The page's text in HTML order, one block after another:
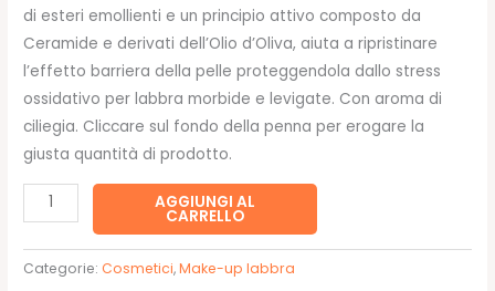
era:
16,50€.
è:
13,90€.
di esteri emollienti e un principio attivo composto da
Ceramide e derivati dell’Olio d’Oliva, aiuta a ripristinare
l’effetto barriera della pelle proteggendola dallo stress
ossidativo per labbra morbide e levigate. Con aroma di
ciliegia. Cliccare sul fondo della penna per erogare la
giusta quantità di prodotto.
JAM
MELTING
BALM
AGGIUNGI AL
CARRELLO
Categorie:Cosmetici,Make-up labbra